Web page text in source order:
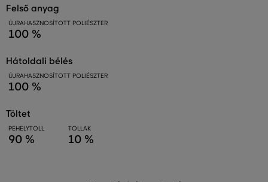
felső anyag
ÚJRAHASZNOSÍTOTT POLIÉSZTER
100 %
hátoldali bélés
ÚJRAHASZNOSÍTOTT POLIÉSZTER
100 %
töltet
PEHELYTOLL
90 %
TOLLAK
10 %